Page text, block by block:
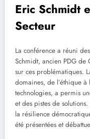
Eric Schmidt
Secteur
La conférence a réuni
Schmidt, ancien PDG
sur ces problématiques.
domaines, de l’éthique
technologies, a permis
et des pistes de
la résilience
été présentées et